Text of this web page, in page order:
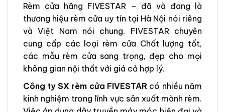
Rèm cửa hãng FIVESTAR – đã và đang là
thương hiệu rèm cửa uy tín tại Hà Nội nói riêng
và Việt Nam nói chung. FIVESTAR chuyên
cung cấp các loại rèm cửa Chất lượng tốt,
các mẫu rèm cửa sang trọng, đẹp cho mọi
không gian nội thất với giá cả hợp lý.
Công ty SX rèm cửa FIVESTAR có nhiều năm
kinh nghiệm trong lĩnh vực sản xuất mành rèm.